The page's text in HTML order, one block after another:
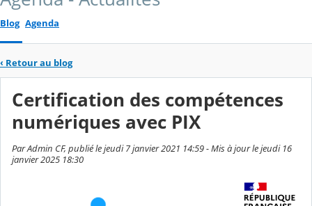
Blog Agenda
‹ Retour au blog
Certification des compétences
numériques avec PIX
Par Admin CF, publié le jeudi 7 janvier 2021 14:59 - Mis à jour le jeudi 16
janvier 2025 18:30